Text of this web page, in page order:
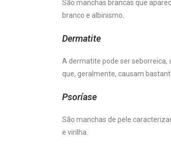
São manchas brancas que
branco e albinismo.
Dermatite
A dermatite pode ser seborreica,
que, geralmente, causam
Psoríase
São manchas de pele
e virilha.